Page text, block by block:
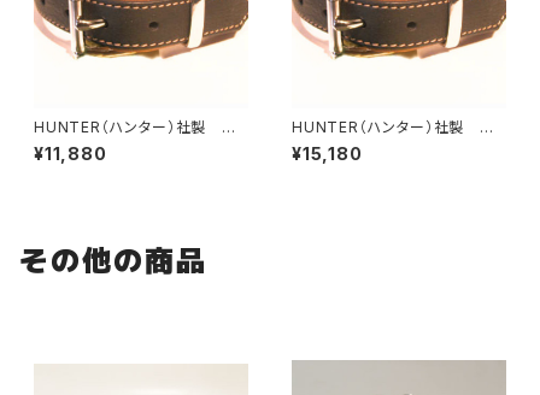
HUNTER（ハンター）社製 犬
用カナディアン・エルクレザー首
輪 35サイズ
¥11,880
HUNTER（ハンター）社製 犬
用カナディアン・エルクレザー首
輪 55サイズ
¥15,180
その他の商品